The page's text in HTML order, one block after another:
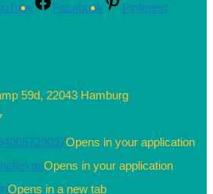
Facebook
Pinterest
59d, 22043 Hamburg
Opens in your application
Opens in your application
Opens in a new tab